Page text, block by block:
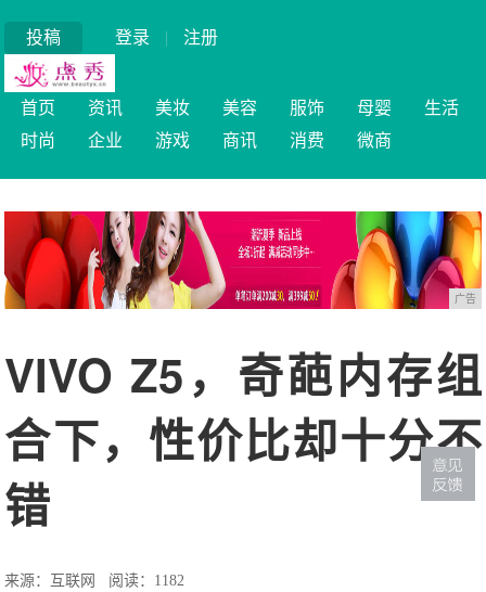
投稿 登录 | 注册
首页 资讯 美妆 美容 服饰 母婴
生活
时尚
企业 游戏 商讯 消费 微商
广告
VIVO Z5，奇葩内存组
合下，性价比却十分不
错
来源：互联网 阅读：1182